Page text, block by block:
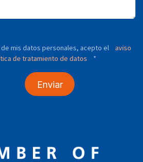
mis datos personales, acepto el
aviso
de tratamiento de datos *
Enviar